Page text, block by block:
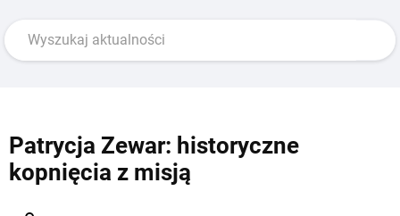
Patrycja Zewar: historyczne
kopnięcia z misją